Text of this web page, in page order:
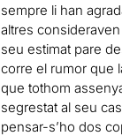
sempre li han
altres
seu estimat pare
corre el rumor que
que tothom
segrestat al seu
pensar-s’ho dos